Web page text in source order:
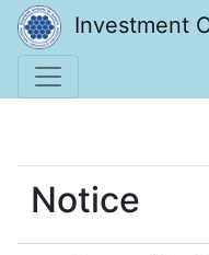
Investment
Notice